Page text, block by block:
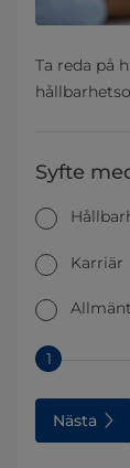
Ta reda på
Syfte
Karriär
Allmänt
1
Nästa